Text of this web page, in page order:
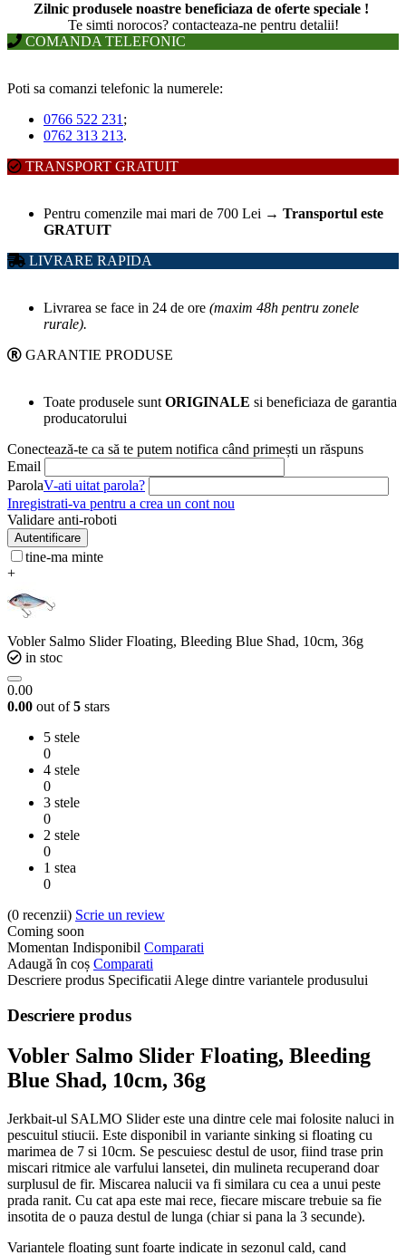
Zilnic produsele noastre beneficiaza de oferte speciale !
Te simti norocos? contacteaza-ne pentru detalii!
COMANDA TELEFONIC
Poti sa comanzi telefonic la numerele:
0766 522 231 ;
0762 313 213.
TRANSPORT GRATUIT
Pentru comenzile mai mari de 700 Lei → Transportul este
GRATUIT
LIVRARE RAPIDA
Livrarea se face in 24 de ore (maxim 48h pentru zonele
rurale).
GARANTIE PRODUSE
Toate produsele sunt ORIGINALE si beneficiaza de garantia
producatorului
Conectează-te ca să te putem notifica când primești un răspuns
Email
ParolaV-ati uitat parola?
Inregistrati-va pentru a crea un cont nou
Validare anti-roboti
Autentificare
tine-ma minte
+
Vobler Salmo Slider Floating, Bleeding Blue Shad, 10cm, 36g
in stoc
0.00
0.00 out of5 stars
5 stele
0
4 stele
0
3 stele
0
2 stele
0
1 stea
0
(0 recenzii) Scrie un review
Coming soon
Momentan Indisponibil Comparati
Adaugă în coș Comparati
Descriere produs Specificatii Alege dintre variantele produsului
Descriere produs
Vobler Salmo Slider Floating, Bleeding
Blue Shad, 10cm, 36g
Jerkbait-ul SALMO Slider este una dintre cele mai folosite naluci in
pescuitul stiucii. Este disponibil in variante sinking si floating cu
marimea de 7 si 10cm. Se pescuiesc destul de usor, fiind trase prin
miscari ritmice ale varfului lansetei, din mulineta recuperand doar
surplusul de fir. Miscarea nalucii va fi similara cu cea a unui peste
prada ranit. Cu cat apa este mai rece, fiecare miscare trebuie sa fie
insotita de o pauza destul de lunga (chiar si pana la 3 secunde).
Variantele floating sunt foarte indicate in sezonul cald, cand